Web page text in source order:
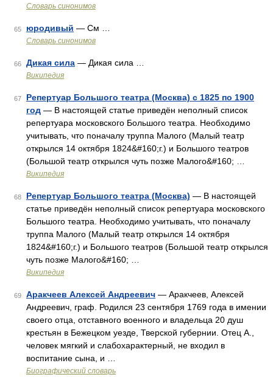
Словарь синонимов
65 юродивый — См …
Словарь синонимов
66 Дикая сила — Дикая сила …
Википедия
67
Репертуар Большого театра (Москва) с 1825 по 1900
год — В настоящей статье приведён неполный список
репертуара московского Большого театра. Необходимо
учитывать, что поначалу труппа Малого (Малый театр
открылся 14 октября 1824&#160;г.) и Большого театров
(Большой театр открылся чуть позже Малого&#160; …
Википедия
68 Репертуар Большого театра (Москва) — В настоящей
статье приведён неполный список репертуара московского
Большого театра. Необходимо учитывать, что поначалу
труппа Малого (Малый театр открылся 14 октября
1824&#160;г.) и Большого театров (Большой театр открылся
чуть позже Малого&#160; …
Википедия
69 Аракчеев Алексей Андреевич — Аракчеев, Алексей
Андреевич, граф. Родился 23 сентября 1769 года в имении
своего отца, отставного военного и владельца 20 душ
крестьян в Бежецком уезде, Тверской губернии. Отец А.,
человек мягкий и слабохарактерный, не входил в
воспитание сына, и …
Биографический словарь